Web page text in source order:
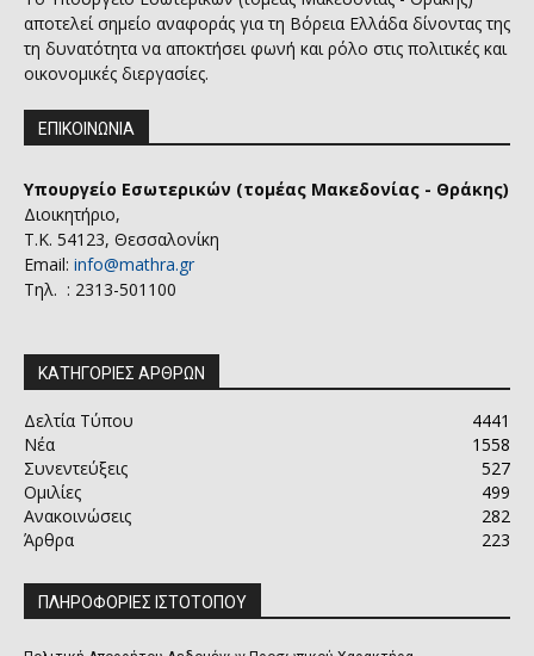
αποτελεί σημείο αναφοράς για τη Βόρεια Ελλάδα δίνοντας της
τη δυνατότητα να αποκτήσει φωνή και ρόλο στις πολιτικές και
οικονομικές διεργασίες.
ΕΠΙΚΟΙΝΩΝΙΑ
Υπουργείο Εσωτερικών (τομέας Μακεδονίας - Θράκης)
Διοικητήριο,
Τ.Κ. 54123, Θεσσαλονίκη
Email: info@mathra.gr
Τηλ. : 2313-501100
ΚΑΤΗΓΟΡΙΕΣ ΑΡΘΡΩΝ
Δελτία Τύπου
4441
Νέα
1558
Συνεντεύξεις
527
Ομιλίες
499
Ανακοινώσεις
282
Άρθρα
223
ΠΛΗΡΟΦΟΡΙΕΣ ΙΣΤΟΤΟΠΟΥ